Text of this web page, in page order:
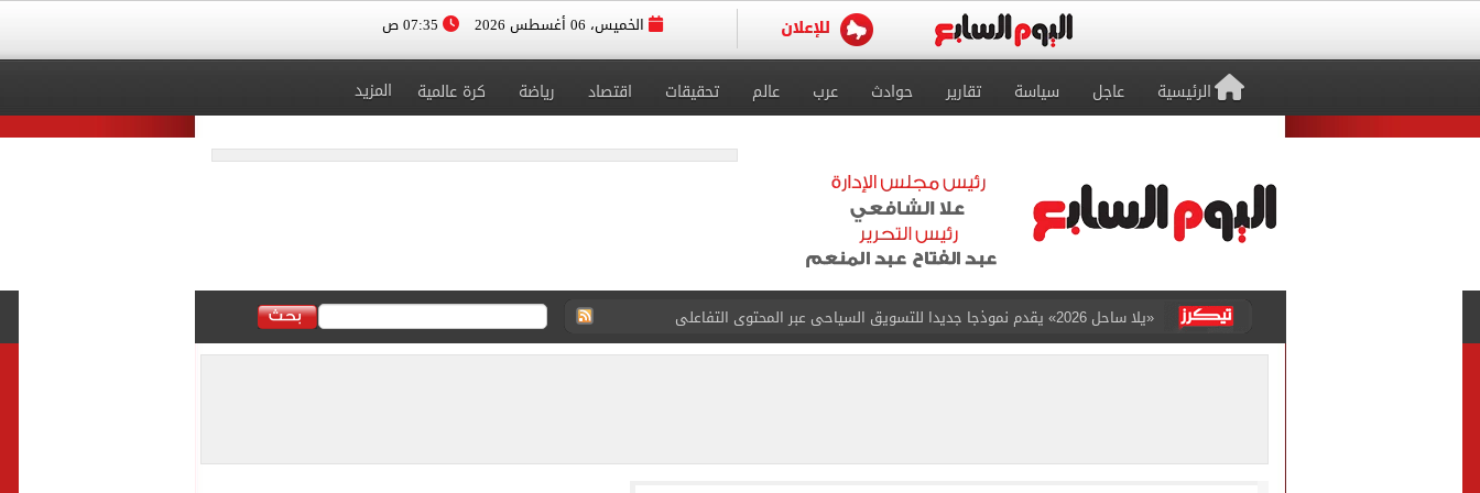
الخميس، 06 أغسطس 2026
الرئيسية عاجل سياسة تقارير حوادث عرب عالم تحقيقات اقتصاد رياضة كرة عالمية المزيد
«يلا ساحل 2026» يقدم نموذجا جديدا للتسويق السياحى عبر المحتوى التفاعلى
الرئيس السيسى يستقبل ملك البحرين بمطار العلمين الدولى.. صور
التموين والزراعة وجهاز مستقبل مصر يعلنون طرح السكر الحر بـ25 جنيها من الغد